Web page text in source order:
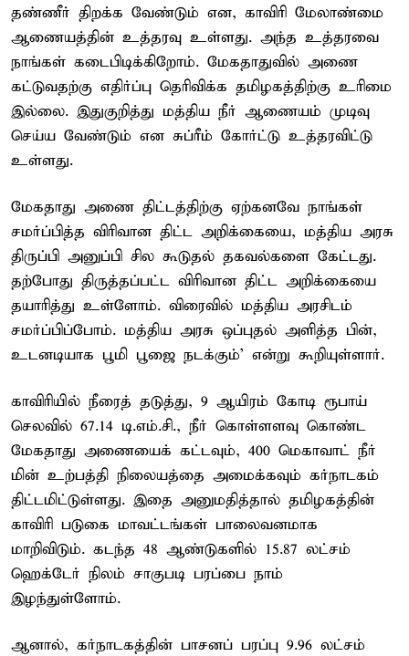
தண்ணீர் திறக்க வேண்டும் என, காவிரி மேலாண்மை
ஆணையத்தின் உத்தரவு உள்ளது. அந்த உத்தரவை
நாங்கள் கடைபிடிக்கிறோம். மேகதாதுவில் அணை
கட்டுவதற்கு எதிர்ப்பு தெரிவிக்க தமிழகத்திற்கு உரிமை
இல்லை. இதுகுறித்து மத்திய நீர் ஆணையம் முடிவு
செய்ய வேண்டும் என சுப்ரீம் கோர்ட்டு உத்தரவிட்டு
உள்ளது.
மேகதாது அணை திட்டத்திற்கு ஏற்கனவே நாங்கள்
சமர்ப்பித்த விரிவான திட்ட அறிக்கையை, மத்திய அரசு
திருப்பி அனுப்பி சில கூடுதல் தகவல்களை கேட்டது.
தற்போது திருத்தப்பட்ட விரிவான திட்ட அறிக்கையை
தயாரித்து உள்ளோம். விரைவில் மத்திய அரசிடம்
சமர்ப்பிப்போம். மத்திய அரசு ஒப்புதல் அளித்த பின்,
உடனடியாக பூமி பூஜை நடக்கும்' என்று கூறியுள்ளார்.
காவிரியில் நீரைத் தடுத்து, 9 ஆயிரம் கோடி ரூபாய்
செலவில் 67.14 டி.எம்.சி., நீர் கொள்ளளவு கொண்ட
மேகதாது அணையைக் கட்டவும், 400 மெகாவாட் நீர்
மின் உற்பத்தி நிலையத்தை அமைக்கவும் கர்நாடகம்
திட்டமிட்டுள்ளது. இதை அனுமதித்தால் தமிழகத்தின்
காவிரி படுகை மாவட்டங்கள் பாலைவனமாக
மாறிவிடும். கடந்த 48 ஆண்டுகளில் 15.87 லட்சம்
ஹெக்டேர் நிலம் சாகுபடி பரப்பை நாம்
இழந்துள்ளோம்.
ஆனால், கர்நாடகத்தின் பாசனப் பரப்பு 9.96 லட்சம்